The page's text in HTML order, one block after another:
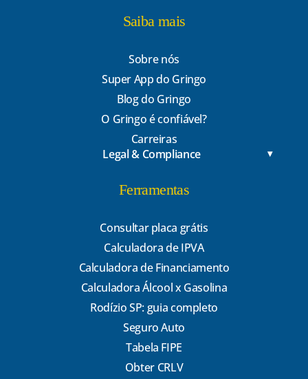
Saiba mais
Sobre nós
Super App do Gringo
Blog do Gringo
O Gringo é confiável?
Carreiras
Legal & Compliance
Ferramentas
Consultar placa grátis
Calculadora de IPVA
Calculadora de Financiamento
Calculadora Álcool x Gasolina
Rodízio SP: guia completo
Seguro Auto
Tabela FIPE
Obter CRLV